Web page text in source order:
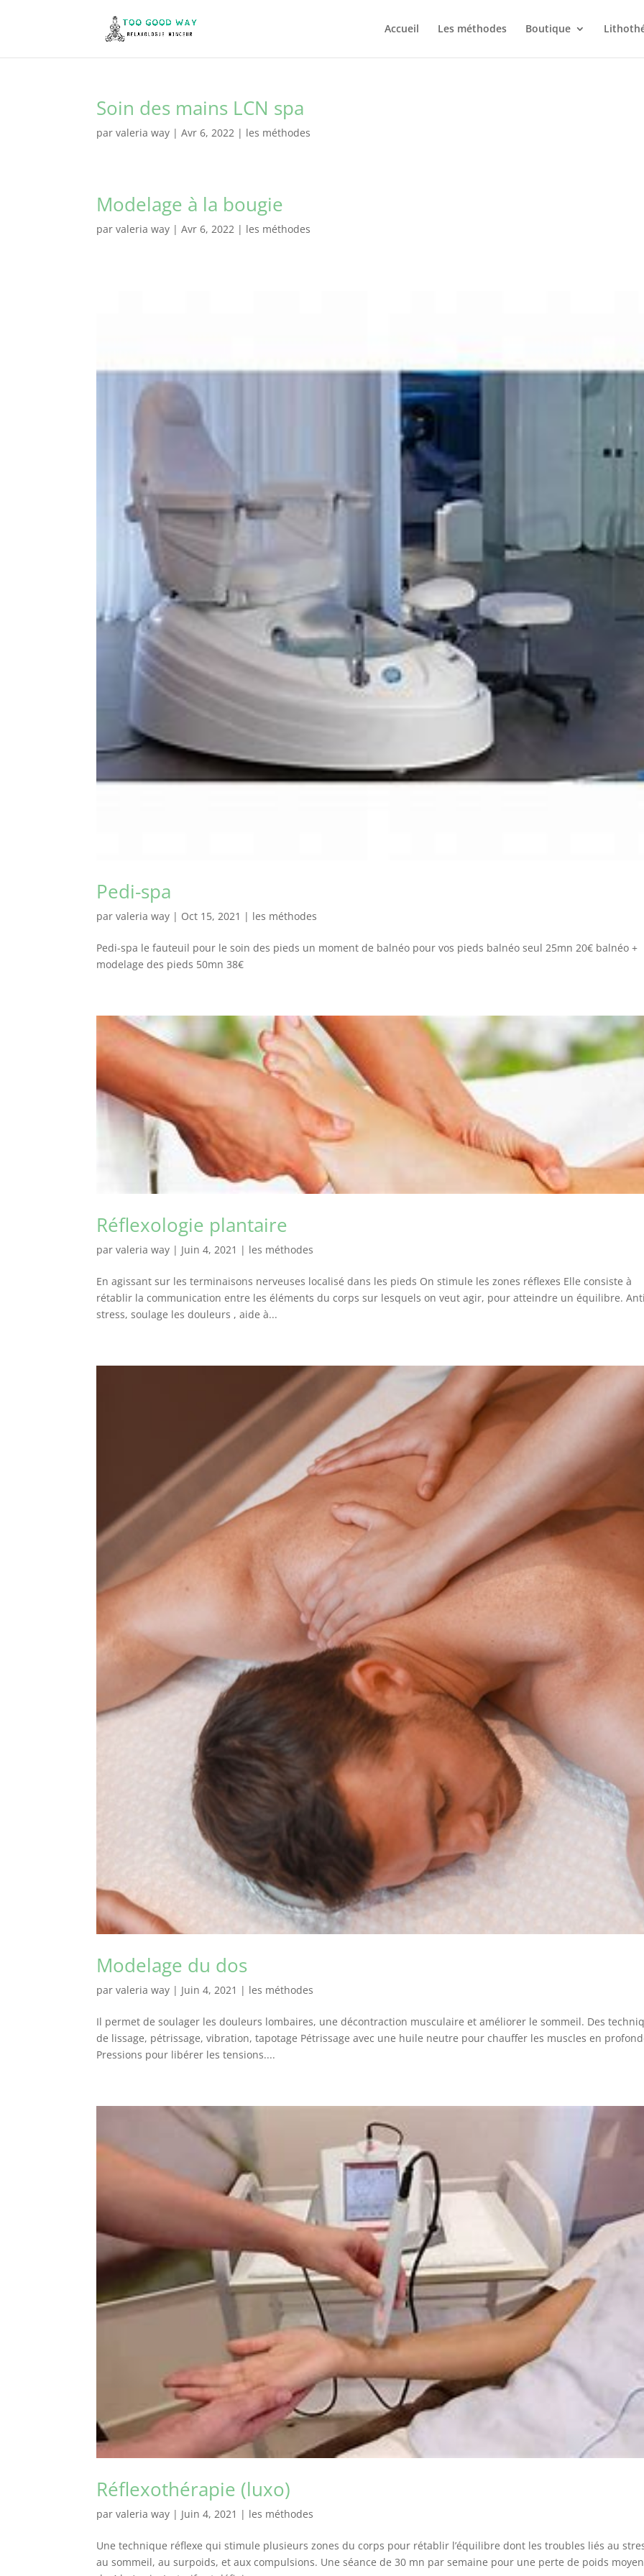
Accueil Les méthodes Boutique
Soin des mains LCN spa
parvaleria way |Avr 6, 2022 | les méthodes
Modelage à la bougie
parvaleria way |Avr 6, 2022 | les méthodes
Pedi-spa
parvaleria way | Oct 15, 2021 | les méthodes
Pedi-spa le fauteuil pour le soin des pieds un moment de balnéo pour vos pieds balnéo seul 25mn 20€ balnéo +
modelage des pieds 50mn 38€
Réflexologie plantaire
parvaleria way | Juin 4, 2021 | les méthodes
En agissant sur les terminaisons nerveuses localisé dans les pieds On stimule les zones réflexes Elle consiste à
rétablir la communication entre les éléments du corps sur lesquels on veut agir, pour atteindre un équilibre.
stress, soulage les douleurs , aide à...
Modelage du dos
parvaleria way | Juin 4, 2021 | les méthodes
Il permet de soulager les douleurs lombaires, une décontraction musculaire et améliorer le sommeil. Des
de lissage, pétrissage, vibration, tapotage Pétrissage avec une huile neutre pour chauffer les muscles en
Pressions pour libérer les tensions....
Réflexothérapie (luxo)
parvaleria way | Juin 4, 2021 | les méthodes
Une technique réflexe qui stimule plusieurs zones du corps pour rétablir l’équilibre dont les troubles liés au
au sommeil, au surpoids, et aux compulsions. Une séance de 30 mn par semaine pour une perte de poids